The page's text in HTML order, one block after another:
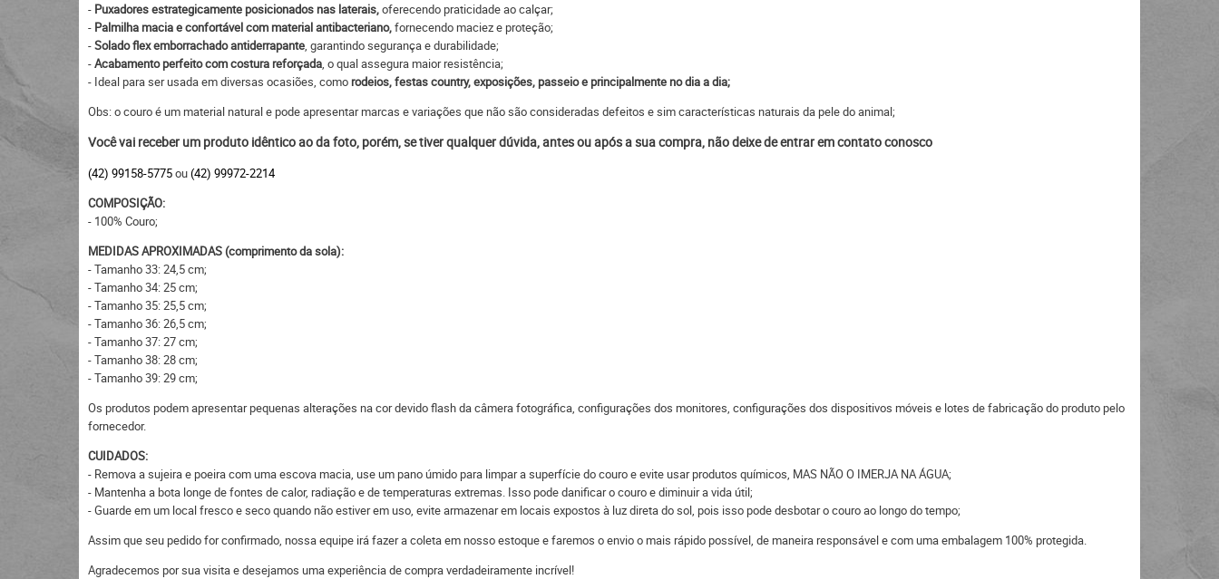
- Puxadores estrategicamente posicionados nas laterais,oferecendo praticidade ao calçar;
- Palmilha macia e confortável com material antibacteriano,fornecendo maciez e proteção;
-Solado flex emborrachado antiderrapante, garantindo segurança e durabilidade;
-Acabamento perfeito com costura reforçada, o qual assegura maior resistência;
- Ideal para ser usada em diversas ocasiões, como rodeios, festas country, exposições, passeio e principalmente no dia a dia;
Obs: o couro é um material natural e pode apresentar marcas e variações que não são consideradas defeitos e sim características naturais da pele do animal;
Você vai receber um produto idêntico ao da foto, porém, se tiver qualquer dúvida, antes ou após a sua compra, não deixe de entrar em contato conosco
(42) 99158-5775ou(42) 99972-2214
COMPOSIÇÃO:
- 100% Couro;
MEDIDAS APROXIMADAS (comprimento da sola):
- Tamanho 33: 24,5 cm;
- Tamanho 34: 25 cm;
- Tamanho 35: 25,5 cm;
- Tamanho 36: 26,5 cm;
- Tamanho 37: 27 cm;
- Tamanho 38: 28 cm;
- Tamanho 39: 29 cm;
Os produtos podem apresentar pequenas alterações na cor devido flash da câmera fotográfica, configurações dos monitores, configurações dos dispositivos móveis e lotes de fabricação do produto pelo
fornecedor.
CUIDADOS:
- Remova a sujeira e poeira com uma escova macia, use um pano úmido para limpar a superfície do couro e evite usar produtos químicos, MAS NÃO O IMERJA NA ÁGUA;
- Mantenha a bota longe de fontes de calor, radiação e de temperaturas extremas. Isso pode danificar o couro e diminuir a vida útil;
- Guarde em um local fresco e seco quando não estiver em uso, evite armazenar em locais expostos à luz direta do sol, pois isso pode desbotar o couro ao longo do tempo;
Assim que seu pedido for confirmado, nossa equipe irá fazer a coleta em nosso estoque e faremos o envio o mais rápido possível, de maneira responsável e com uma embalagem 100% protegida.
Agradecemos por sua visita e desejamos uma experiência de compra verdadeiramente incrível!